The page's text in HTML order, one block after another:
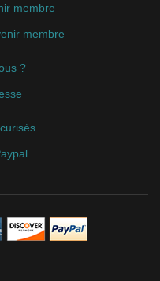
membre
membre
?